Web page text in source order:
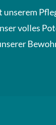
unserem
volles